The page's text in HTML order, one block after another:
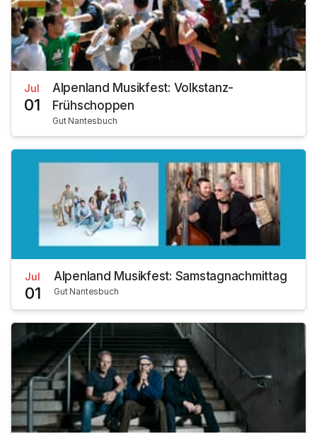
Jul
01
Alpenland Musikfest: Volkstanz-
Frühschoppen
Gut Nantesbuch
Jul
01
Alpenland Musikfest: Samstagnachmittag
Gut Nantesbuch